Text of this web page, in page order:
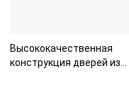
Высококачественная
конструкция дверей из